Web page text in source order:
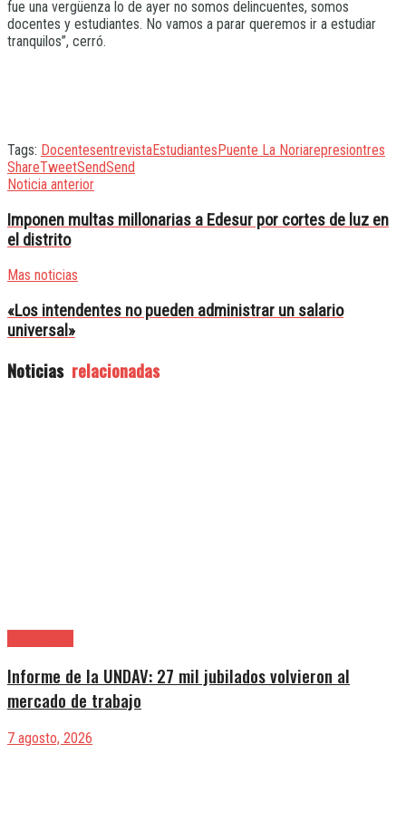
fue una vergüenza lo de ayer no somos delincuentes, somos
docentes y estudiantes. No vamos a parar queremos ir a estudiar
tranquilos”, cerró.
Tags: DocentesentrevistaEstudiantesPuente La Noriarepresiontres
ShareTweetSendSend
Noticia anterior
Imponen multas millonarias a Edesur por cortes de luz en
el distrito
Mas noticias
«Los intendentes no pueden administrar un salario
universal»
Noticias relacionadas
Informe de la UNDAV: 27 mil jubilados volvieron al
mercado de trabajo
7 agosto, 2026